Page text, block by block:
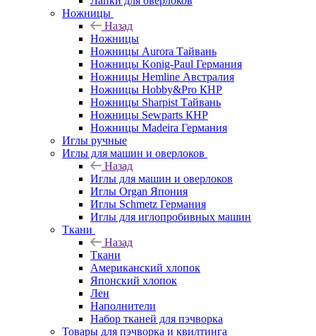
Ножницы
Назад
Ножницы
Ножницы Aurora Тайвань
Ножницы Konig-Paul Германия
Ножницы Hemline Австралия
Ножницы Hobby&Pro КНР
Ножницы Sharpist Тайвань
Ножницы Sewparts КНР
Ножницы Madeira Германия
Иглы ручные
Иглы для машин и оверлоков
Назад
Иглы для машин и оверлоков
Иглы Organ Япония
Иглы Schmetz Германия
Иглы для иглопробивных машин
Ткани
Назад
Ткани
Американский хлопок
Японский хлопок
Лен
Наполнители
Набор тканей для пэчворка
Товары для пэчворка и квилтинга